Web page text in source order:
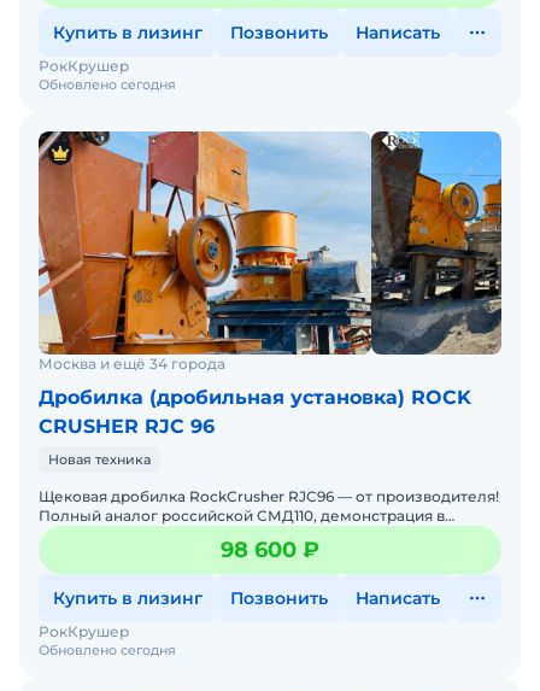
Купить в лизинг Позвонить Написать
Обновлено сегодня
РокКрушер
Москва и ещё 34 города
Дробилка (дробильная установка) ROCK
CRUSHER RJC 96
Новая техника
Щековая дробилка RockCrusher RJC96 — от производителя!
Полный аналог российской СМД110, демонстрация в
карьере. 30+ лет надежности: Работает на 300+ ша
98 600 ₽
Купить в лизинг Позвонить Написать
Обновлено сегодня
РокКрушер